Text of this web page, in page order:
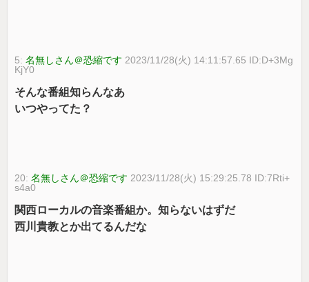
5:名無しさん＠恐縮です 2023/11/28(火) 14:11:57.65 ID:D+3Mg
KjY0
そんな番組知らんなあ
いつやってた？
20:名無しさん＠恐縮です 2023/11/28(火) 15:29:25.78 ID:7Rti+
s4a0
関西ローカルの音楽番組か。知らないはずだ
西川貴教とか出てるんだな